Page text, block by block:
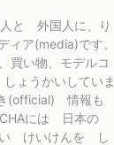
と 外国人に、り
ア(media)です。
買い物、モデルコ
うかいしていま
(official) 情報も
には 日本の
けいけんを し